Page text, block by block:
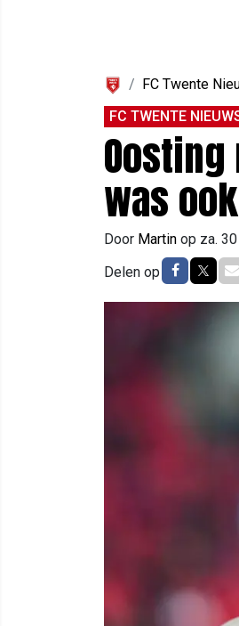
FC Twente
FC TWENTE
was
Door Martin op za.
Delen op Delen op